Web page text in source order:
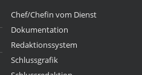
Chef/Chefin vom Dienst
Dokumentation
Redaktionssystem
Schlussgrafik